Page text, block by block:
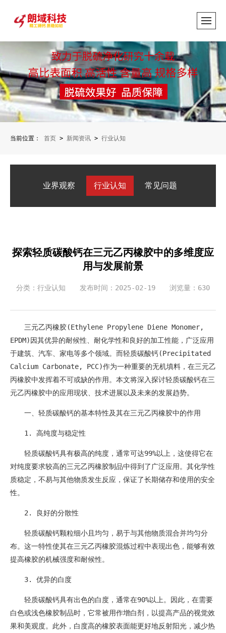
当前位置： 首页 > 新闻资讯 > 行业认知
业界观察 行业认知 常见问题
探索轻质碳酸钙在三元乙丙橡胶中的多维度应
用与发展前景
分类：行业认知 发布时间：2025-02-19 浏览量：630
三元乙丙橡胶(Ethylene Propylene Diene Monomer,
EPDM)因其优异的耐候性、耐化学性和良好的加工性能，广泛应用
于建筑、汽车、家电等多个领域。而轻质碳酸钙(Precipitated
Calcium Carbonate, PCC)作为一种重要的无机填料，在三元乙
丙橡胶中发挥着不可或缺的作用。本文将深入探讨轻质碳酸钙在三
元乙丙橡胶中的应用现状、技术进展以及未来的发展趋势。
一、轻质碳酸钙的基本特性及其在三元乙丙橡胶中的作用
1. 高纯度与稳定性
轻质碳酸钙具有极高的纯度，通常可达99%以上，这使得它在
对纯度要求较高的三元乙丙橡胶制品中得到了广泛应用。其化学性
质稳定，不易与其他物质发生反应，保证了长期储存和使用的安全
性。
2. 良好的分散性
轻质碳酸钙颗粒细小且均匀，易于与其他物质混合并均匀分
布。这一特性使其在三元乙丙橡胶混炼过程中表现出色，能够有效
提高橡胶的机械强度和耐候性。
3. 优异的白度
轻质碳酸钙具有出色的白度，通常在90%以上。因此，在需要
白色或浅色橡胶制品时，它常被用作增白剂，以提高产品的视觉效
果和美观度。此外，白度高的橡胶表面能更好地反射阳光，减少热